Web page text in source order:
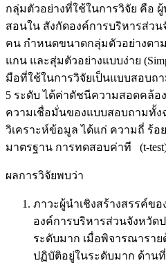
กลุ่มตัวอย่างที่ใช้ในการวิจัย คือ
สอนใน สังกัดองค์การบริหารส่วน
คน กำหนดขนาดกลุ่มตัวอย่างตา
แกน และสุ่มตัวอย่างแบบง่าย
มือที่ใช้ในการวิจัยเป็นแบบสอบ
5 ระดับ ได้ค่าดัชนีความสอดคล้อง
ความเชื่อมั่นของแบบสอบถามทั้ง
วิเคราะห์ข้อมูล ได้แก่ ความถี่ ร้อ
มาตรฐาน การทดสอบค่าที (t-test)
ผลการวิจัยพบว่า
ภาวะผู้นำเชิงสร้างสรรค์ข
องค์การบริหารส่วนจังหวัด
ระดับมาก เมื่อพิจารณารา
ปฏิบัติอยู่ในระดับมาก ด้าน